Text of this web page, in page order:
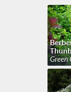
Green